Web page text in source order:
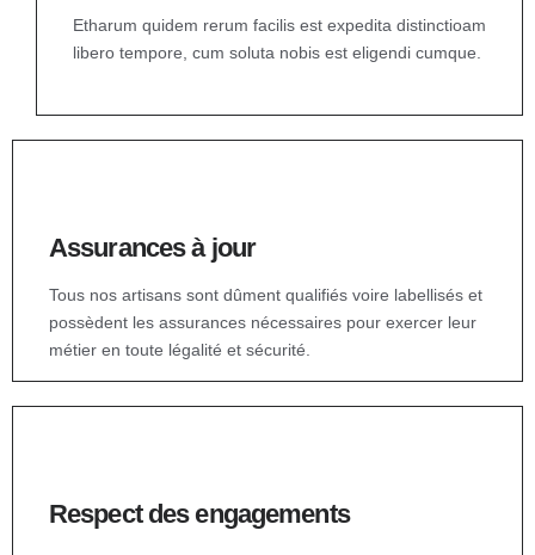
Etharum quidem rerum facilis est expedita distinctioam
libero tempore, cum soluta nobis est eligendi cumque.
Assurances à jour
Tous nos artisans sont dûment qualifiés voire labellisés et
possèdent les assurances nécessaires pour exercer leur
métier en toute légalité et sécurité.
Respect des engagements